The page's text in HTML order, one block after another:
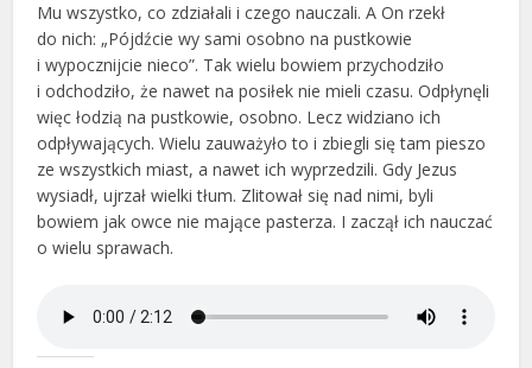
Mu wszystko, co zdziałali i czego nauczali. A On rzekł
do nich: „Pójdźcie wy sami osobno na pustkowie
i wypocznijcie nieco”. Tak wielu bowiem przychodziło
i odchodziło, że nawet na posiłek nie mieli czasu. Odpłynęli
więc łodzią na pustkowie, osobno. Lecz widziano ich
odpływających. Wielu zauważyło to i zbiegli się tam pieszo
ze wszystkich miast, a nawet ich wyprzedzili. Gdy Jezus
wysiadł, ujrzał wielki tłum. Zlitował się nad nimi, byli
bowiem jak owce nie mające pasterza. I zaczął ich nauczać
o wielu sprawach.